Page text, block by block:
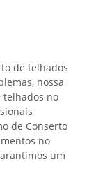
de telhados
nossa
telhados no
de Conserto
no
um